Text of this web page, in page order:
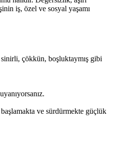
iş, özel ve sosyal yaşamı
çökkün, boşluktaymış gibi
ve sürdürmekte güçlük